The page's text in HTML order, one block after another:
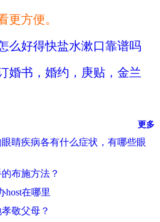
更方便。
么好得快盐水漱口靠谱吗
婚书，婚约，庚贴，金兰
更多
睛疾病各有什么症状，有哪些眼
布施方法？
host在哪里
敬父母？